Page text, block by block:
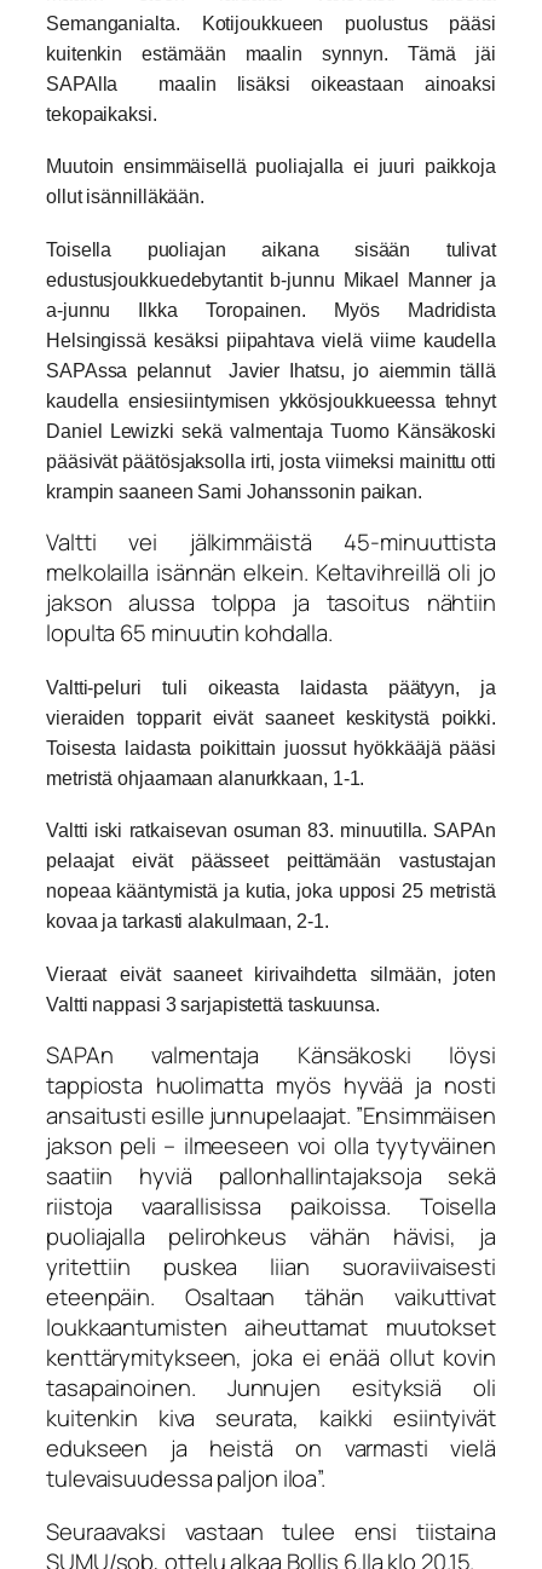
Semanganialta. Kotijoukkueen puolustus pääsi
kuitenkin estämään maalin synnyn. Tämä jäi
SAPAlla maalin lisäksi oikeastaan ainoaksi
tekopaikaksi.
Muutoin ensimmäisellä puoliajalla ei juuri paikkoja
ollut isännilläkään.
Toisella puoliajan aikana sisään tulivat
edustusjoukkuedebytantit b-junnu Mikael Manner ja
a-junnu Ilkka Toropainen. Myös Madridista
Helsingissä kesäksi piipahtava vielä viime kaudella
SAPAssa pelannut Javier Ihatsu, jo aiemmin tällä
kaudella ensiesiintymisen ykkösjoukkueessa tehnyt
Daniel Lewizki sekä valmentaja Tuomo Känsäkoski
pääsivät päätösjaksolla irti, josta viimeksi mainittu otti
krampin saaneen Sami Johanssonin paikan.
Valtti vei jälkimmäistä 45-minuuttista
melkolailla isännän elkein. Keltavihreillä oli jo
jakson alussa tolppa ja tasoitus nähtiin
lopulta 65 minuutin kohdalla.
Valtti-peluri tuli oikeasta laidasta päätyyn, ja
vieraiden topparit eivät saaneet keskitystä poikki.
Toisesta laidasta poikittain juossut hyökkääjä pääsi
metristä ohjaamaan alanurkkaan, 1-1.
Valtti iski ratkaisevan osuman 83. minuutilla. SAPAn
pelaajat eivät päässeet peittämään vastustajan
nopeaa kääntymistä ja kutia, joka upposi 25 metristä
kovaa ja tarkasti alakulmaan, 2-1.
Vieraat eivät saaneet kirivaihdetta silmään, joten
Valtti nappasi 3 sarjapistettä taskuunsa.
SAPAn valmentaja Känsäkoski löysi
tappiosta huolimatta myös hyvää ja nosti
ansaitusti esille junnupelaajat. ”Ensimmäisen
jakson peli – ilmeeseen voi olla tyytyväinen
saatiin hyviä pallonhallintajaksoja sekä
riistoja vaarallisissa paikoissa. Toisella
puoliajalla pelirohkeus vähän hävisi, ja
yritettiin puskea liian suoraviivaisesti
eteenpäin. Osaltaan tähän vaikuttivat
loukkaantumisten aiheuttamat muutokset
kenttärymitykseen, joka ei enää ollut kovin
tasapainoinen. Junnujen esityksiä oli
kuitenkin kiva seurata, kaikki esiintyivät
edukseen ja heistä on varmasti vielä
tulevaisuudessa paljon iloa”.
Seuraavaksi vastaan tulee ensi tiistaina
SUMU/sob, ottelu alkaa Bollis 6.lla klo 20.15.